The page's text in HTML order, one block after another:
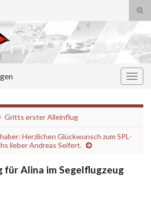
Gritts erster Alleinflug
Herzlichen Glückwunsch zum SPL-
lieber Andreas Seifert.
für Alina im Segelflugzeug